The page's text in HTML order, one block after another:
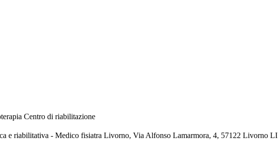
Centro di riabilitazione
e riabilitativa - Medico fisiatra Livorno, Via Alfonso Lamarmora, 4, 57122 Livorno LI